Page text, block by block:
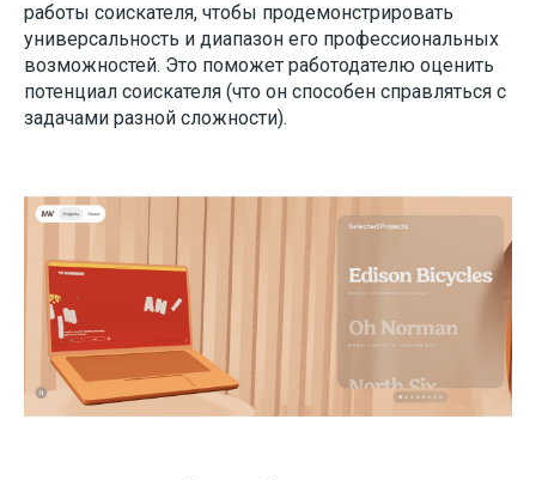
работы соискателя, чтобы продемонстрировать
универсальность и диапазон его профессиональных
возможностей. Это поможет работодателю оценить
потенциал соискателя (что он способен справляться с
задачами разной сложности).